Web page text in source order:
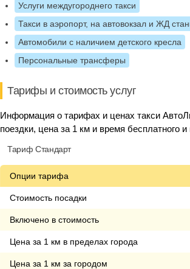
Услуги междугороднего такси
Такси в аэропорт, на автовокзал и ЖД
Автомобили с наличием детского кресла
Персональные трансферы
Тарифы и стоимость услуг
Информация о тарифах и ценах такси
поездки, цена за 1 км и время бесплатного
Тариф Стандарт
Опции тарифа
Стоимость посадки
Включено в стоимость
Цена за 1 км в пределах города
Цена за 1 км за городом